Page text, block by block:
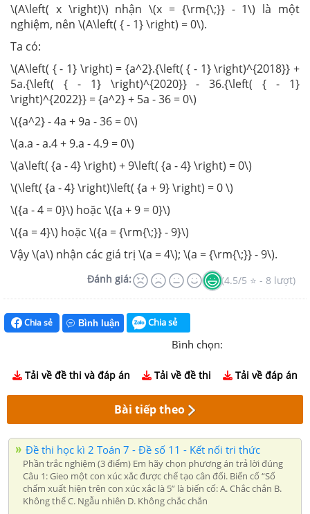
\(A\left( x \right)\) nhận \(x = {\rm{\;}} - 1\) là một
nghiệm, nên \(A\left( { - 1} \right) = 0\).
Ta có:
\(A\left( { - 1} \right) = {a^2}.{\left( { - 1} \right)^{2018}} +
5a.{\left( { - 1} \right)^{2020}} - 36.{\left( { - 1}
\right)^{2022}} = {a^2} + 5a - 36 = 0\)
\({a^2} - 4a + 9a - 36 = 0\)
\(a.a - a.4 + 9.a - 4.9 = 0\)
\(a\left( {a - 4} \right) + 9\left( {a - 4} \right) = 0\)
\(\left( {a - 4} \right)\left( {a + 9} \right) = 0 \)
\({a - 4 = 0}\) hoặc \({a + 9 = 0}\)
\({a = 4}\) hoặc \({a = {\rm{\;}} - 9}\)
Vậy \(a\) nhận các giá trị \(a = 4\); \(a = {\rm{\;}} - 9\).
Đánh giá: (4.5/5 ⭐ - 8 lượt)
Chia sẻ Bình luận Chia sẻ
Bình chọn:
Tải về đề thi và đáp án Tải về đề thi Tải về đáp án
Bài tiếp theo
Đề thi học kì 2 Toán 7 - Đề số 11 - Kết nối tri thức
Phần trắc nghiệm (3 điểm) Em hãy chọn phương án trả lời đúng
Câu 1: Gieo một con xúc xắc được chế tạo cân đối. Biến cố “Số
chấm xuất hiện trên con xúc xắc là 5” là biến cố: A. Chắc chắn B.
Không thể C. Ngẫu nhiên D. Không chắc chắn